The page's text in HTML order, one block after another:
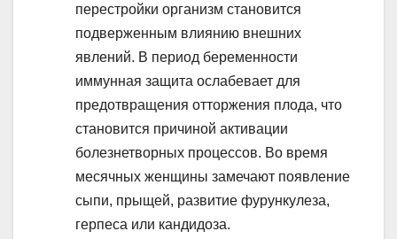
перестройки организм становится
подверженным влиянию внешних
явлений. В период беременности
иммунная защита ослабевает для
предотвращения отторжения плода, что
становится причиной активации
болезнетворных процессов. Во время
месячных женщины замечают появление
сыпи, прыщей, развитие фурункулеза,
герпеса или кандидоза.